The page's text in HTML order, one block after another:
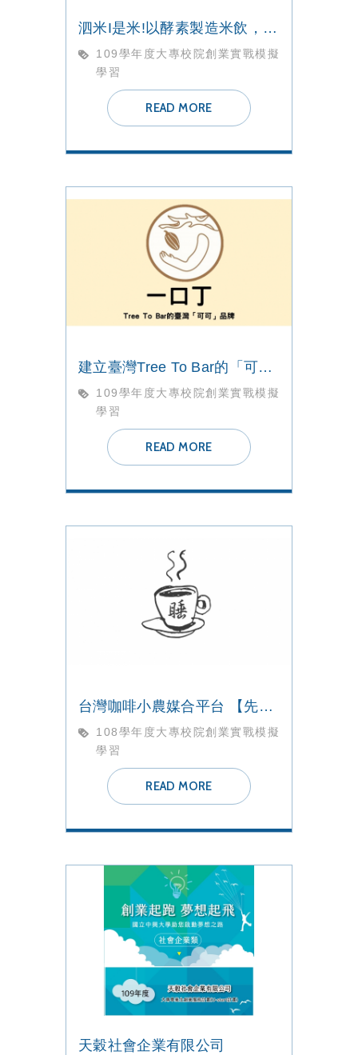
泗米I是米!以酵素製造米飲，減少糧食浪費 【泗米｜是米！】團隊
109學年度大專校院創業實戰模擬
學習
READ MORE
建立臺灣Tree To Bar的「可可」品牌 【一口丁】團隊
109學年度大專校院創業實戰模擬
學習
READ MORE
台灣咖啡小農媒合平台 【先睡一下】團隊
108學年度大專校院創業實戰模擬
學習
READ MORE
天穀社會企業有限公司